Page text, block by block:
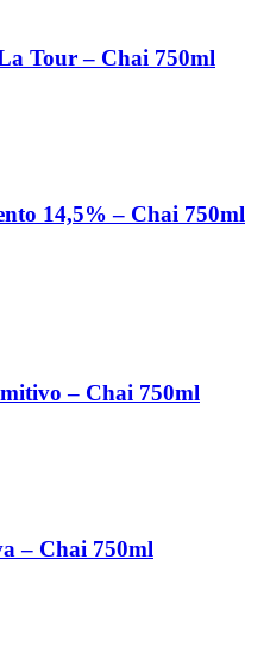
Tour – Chai 750ml
14,5% – Chai 750ml
– Chai 750ml
– Chai 750ml